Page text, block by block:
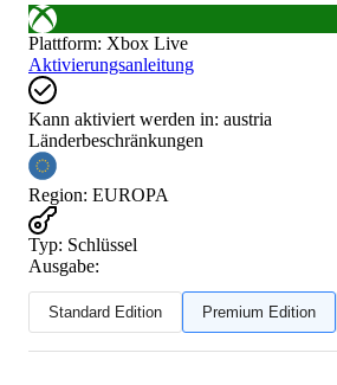
Plattform: Xbox Live
Aktivierungsanleitung
Kann aktiviert werden in: austria
Länderbeschränkungen
Region: EUROPA
Typ: Schlüssel
Ausgabe:
Standard Edition Premium Edition